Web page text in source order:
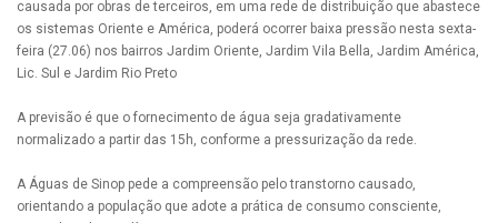
causada por obras de terceiros, em uma rede de distribuição que abastece
os sistemas Oriente e América, poderá ocorrer baixa pressão nesta sexta-
feira (27.06) nos bairros Jardim Oriente, Jardim Vila Bella, Jardim América,
Lic. Sul e Jardim Rio Preto
A previsão é que o fornecimento de água seja gradativamente
normalizado a partir das 15h, conforme a pressurização da rede.
A Águas de Sinop pede a compreensão pelo transtorno causado,
orientando a população que adote a prática de consumo consciente,